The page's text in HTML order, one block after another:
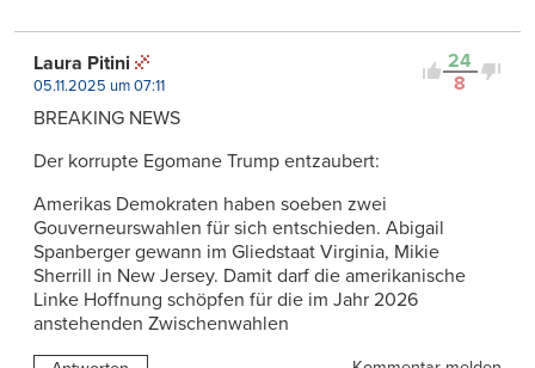
24
8
Laura Pitini
05.11.2025 um 07:11
BREAKING NEWS
Der korrupte Egomane Trump entzaubert:
Amerikas Demokraten haben soeben zwei
Gouverneurswahlen für sich entschieden. Abigail
Spanberger gewann im Gliedstaat Virginia, Mikie
Sherrill in New Jersey. Damit darf die amerikanische
Linke Hoffnung schöpfen für die im Jahr 2026
anstehenden Zwischenwahlen